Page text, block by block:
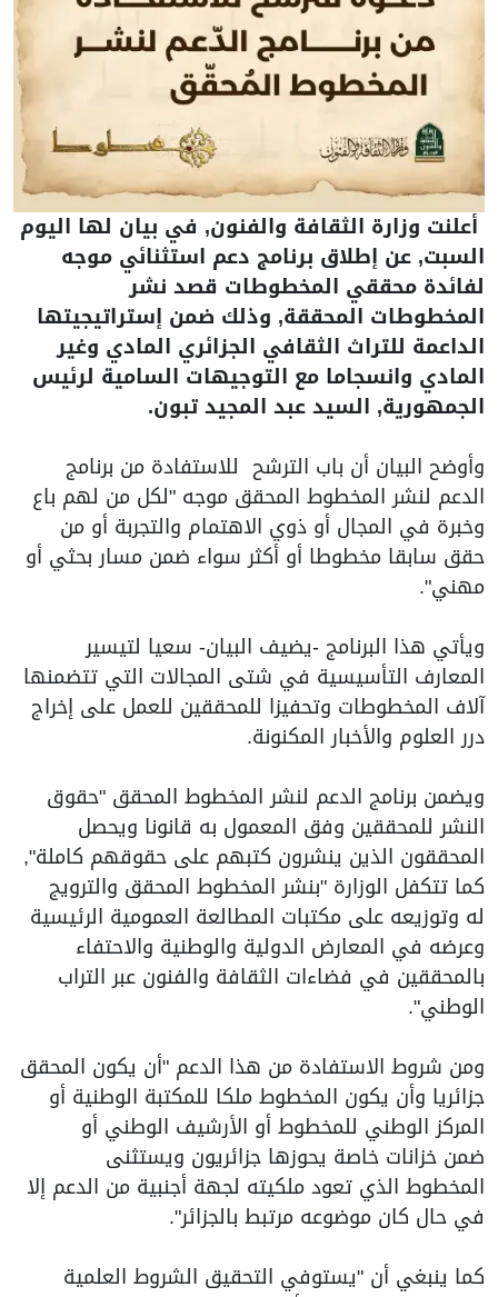
أعلنت وزارة الثقافة والفنون, في بيان لها اليوم
السبت, عن إطلاق برنامج دعم استثنائي موجه
لفائدة محققي المخطوطات قصد نشر
المخطوطات المحققة, وذلك ضمن إستراتيجيتها
الداعمة للتراث الثقافي الجزائري المادي وغير
المادي وانسجاما مع التوجيهات السامية لرئيس
الجمهورية, السيد عبد المجيد تبون.
وأوضح البيان أن باب الترشح للاستفادة من برنامج
الدعم لنشر المخطوط المحقق موجه "لكل من لهم باع
وخبرة في المجال أو ذوي الاهتمام والتجربة أو من
حقق سابقا مخطوطا أو أكثر سواء ضمن مسار بحثي أو
مهني".
ويأتي هذا البرنامج -يضيف البيان- سعيا لتيسير
المعارف التأسيسية في شتى المجالات التي تتضمنها
آلاف المخطوطات وتحفيزا للمحققين للعمل على إخراج
درر العلوم والأخبار المكنونة.
ويضمن برنامج الدعم لنشر المخطوط المحقق "حقوق
النشر للمحققين وفق المعمول به قانونا ويحصل
المحققون الذين ينشرون كتبهم على حقوقهم كاملة",
كما تتكفل الوزارة "بنشر المخطوط المحقق والترويج
له وتوزيعه على مكتبات المطالعة العمومية الرئيسية
وعرضه في المعارض الدولية والوطنية والاحتفاء
بالمحققين في فضاءات الثقافة والفنون عبر التراب
الوطني".
ومن شروط الاستفادة من هذا الدعم "أن يكون المحقق
جزائريا وأن يكون المخطوط ملكا للمكتبة الوطنية أو
المركز الوطني للمخطوط أو الأرشيف الوطني أو
ضمن خزانات خاصة يحوزها جزائريون ويستثنى
المخطوط الذي تعود ملكيته لجهة أجنبية من الدعم إلا
في حال كان موضوعه مرتبط بالجزائر".
كما ينبغي أن "يستوفي التحقيق الشروط العلمية